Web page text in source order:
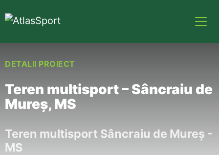
DETALII PROIECT
Teren multisport – Sâncraiu de
Mureş, MS
Teren multisport Sâncraiu de Mureş -
MS